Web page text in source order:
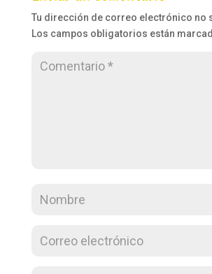
Tu dirección de correo electrónico no
Los campos obligatorios están